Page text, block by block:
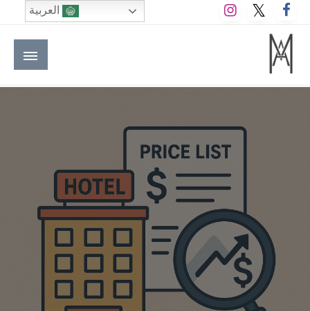
التخطي
إلى
المحتوى
M A hotels | إم ايه هوتيلز
الموقع الأول للعاملين في الفنادق في العالم العربي
العربية